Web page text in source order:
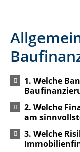
1. Welche
2. Welche
am
3. Welche